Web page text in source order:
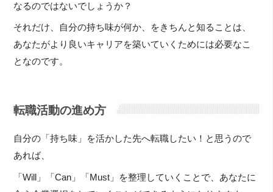
なるのではないでしょうか？
それだけ、自分の持ち味が何か、をきちんと知ることは、
あなたがより良いキャリアを築いていくためには必要なこ
となのです。
転職活動の進め方
自分の「持ち味」を活かした先へ転職したい！と思うので
あれば、
「Will」「Can」「Must」を整理していくことで、あなたに